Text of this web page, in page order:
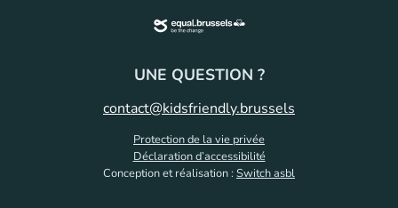
UNE QUESTION ?
contact@kidsfriendly.brussels
Protection de la vie privée
Déclaration d’accessibilité
Conception et réalisation : Switch asbl